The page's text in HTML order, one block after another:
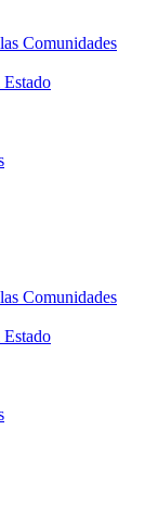
Comunidades
Comunidades